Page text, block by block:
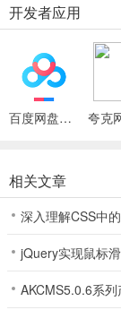
懒相机App网格线
1、 在拍摄主界面
3、 返回拍摄界面
懒相机App相机布
开发者应用
百度网盘绿色免安装Pc电脑版
相关文章
深入理解CSS中
jQuery实现鼠标
AKCMS5.0.6系